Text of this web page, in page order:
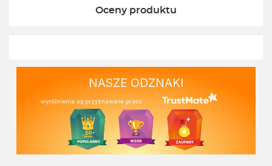
Oceny produktu
NASZE ODZNAKI
wyróżnienia są przyznawane przez